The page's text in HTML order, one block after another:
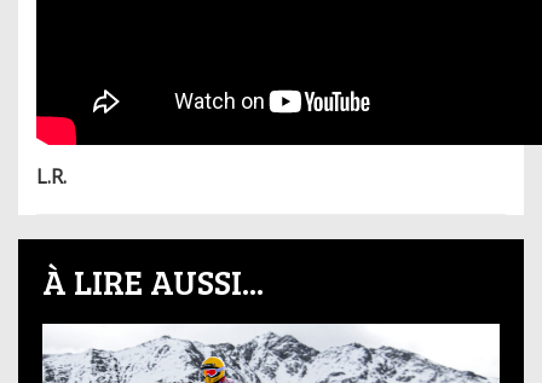
L.R.
À LIRE AUSSI...